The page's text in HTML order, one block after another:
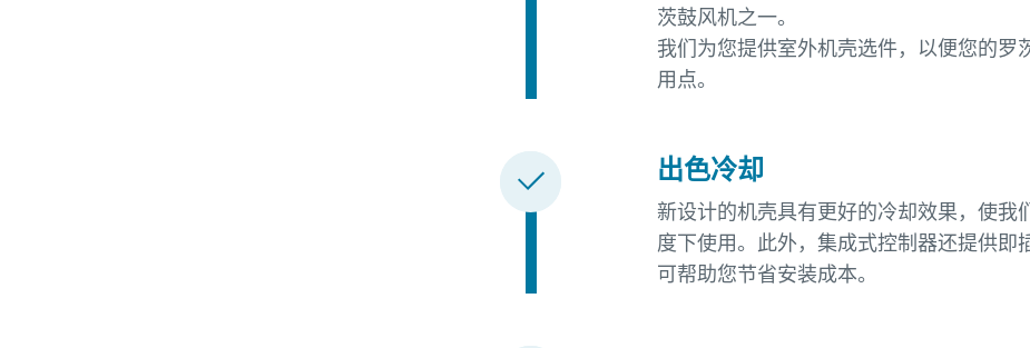
茨鼓风机之一。
我们为您提供室外机壳选件，以便您的
用点。
出色冷却
新设计的机壳具有更好的冷却效果，使我
度下使用。此外，集成式控制器还提供即
可帮助您节省安装成本。